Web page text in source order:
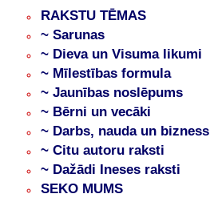
RAKSTU TĒMAS
~ Sarunas
~ Dieva un Visuma likumi
~ Mīlestības formula
~ Jaunības noslēpums
~ Bērni un vecāki
~ Darbs, nauda un bizness
~ Citu autoru raksti
~ Dažādi Ineses raksti
SEKO MUMS